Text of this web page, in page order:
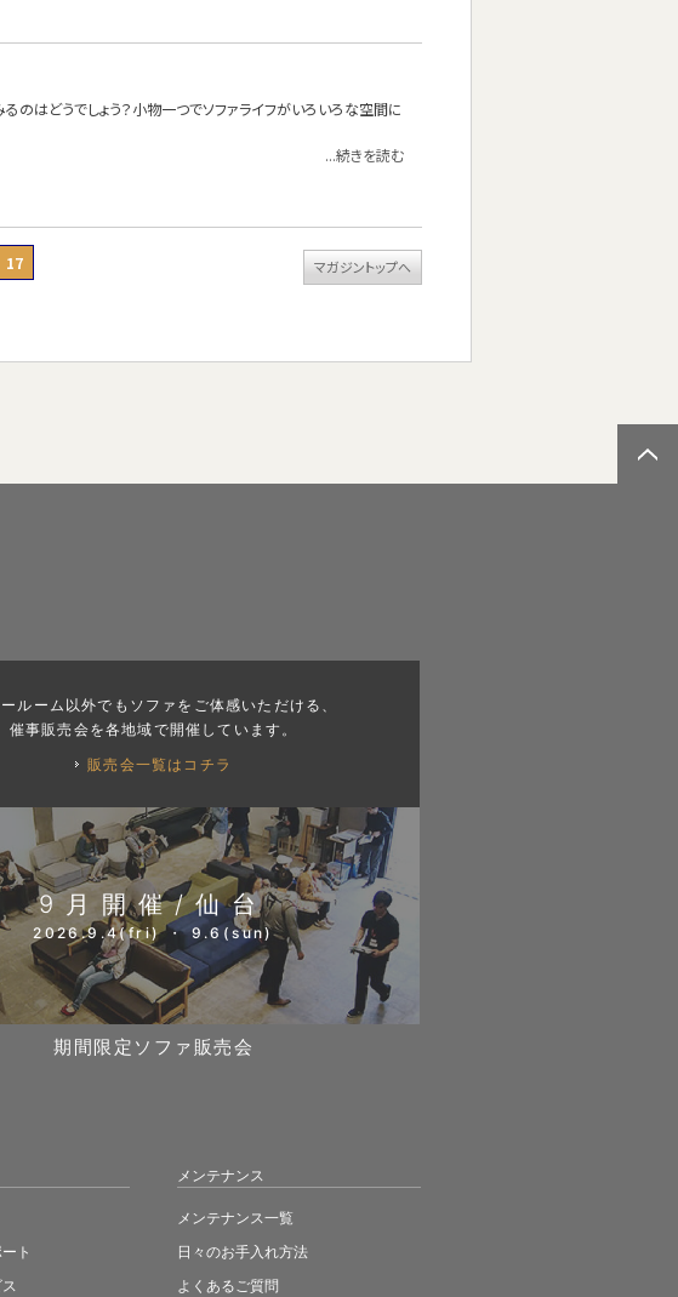
のはどうでしょう？小物一つでソファライフがいろいろな空間に
...続きを読む
17
マガジントップへ
ルーム以外でもソファをご体感いただける、
催事販売会を各地域で開催しています。
販売会一覧はコチラ
9月開催/仙台
2026.9.4(fri) ・ 9.6(sun)
期間限定ソファ販売会
ト
メンテナンス
メンテナンス一覧
日々のお手入れ方法
よくあるご質問